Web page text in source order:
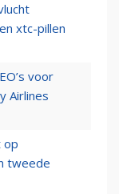
xtc-pillen
voor
Airlines
op
tweede